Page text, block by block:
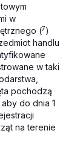
w
(7)
handlu
w taki
pochodzą
do dnia 1
na terenie